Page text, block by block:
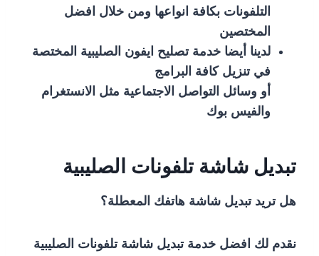
التلفونات بكافة انواعها ومن خلال افضل
المختصين
لدينا أيضا خدمة تصليح ايفون الصليبية المختصة
في تنزيل كافة البرامج
أو وسائل التواصل الاجتماعية مثل الانستغرام
والفيس بوك
تبديل شاشة تلفونات الصليبية
هل تريد تبديل شاشة هاتفك المعطلة؟
نقدم لك افضل خدمة تبديل شاشة تلفونات الصليبية